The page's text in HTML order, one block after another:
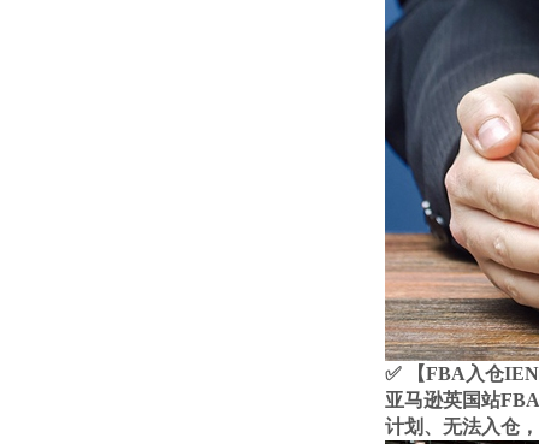
✅ 【FBA入仓
亚马逊英国站
计划、无法入仓